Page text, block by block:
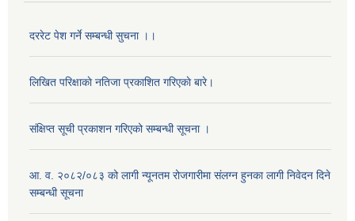
दररेट पेश गर्ने सम्बन्धी सुचना ।।
लिखित परिक्षाकाे नतिजा प्रकाशित गरिएकाे बारे।
संक्षिप्त सूची प्रकाशन गरिएको सम्बन्धी सूचना ।
आ. व. २०८२/०८३ को लागी न्यूनतम रोजगारीमा संलग्न हुनका लागी निवेदन दिने
सम्बन्धी सूचना